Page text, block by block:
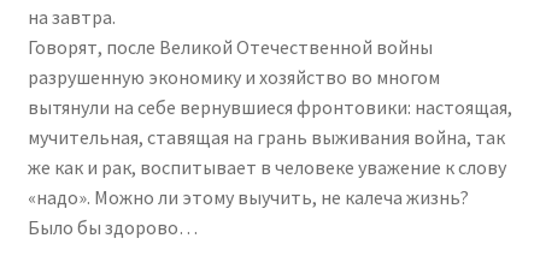
на завтра.
Говорят, после Великой Отечественной войны
разрушенную экономику и хозяйство во многом
вытянули на себе вернувшиеся фронтовики: настоящая,
мучительная, ставящая на грань выживания война, так
же как и рак, воспитывает в человеке уважение к слову
«надо». Можно ли этому выучить, не калеча жизнь?
Было бы здорово…